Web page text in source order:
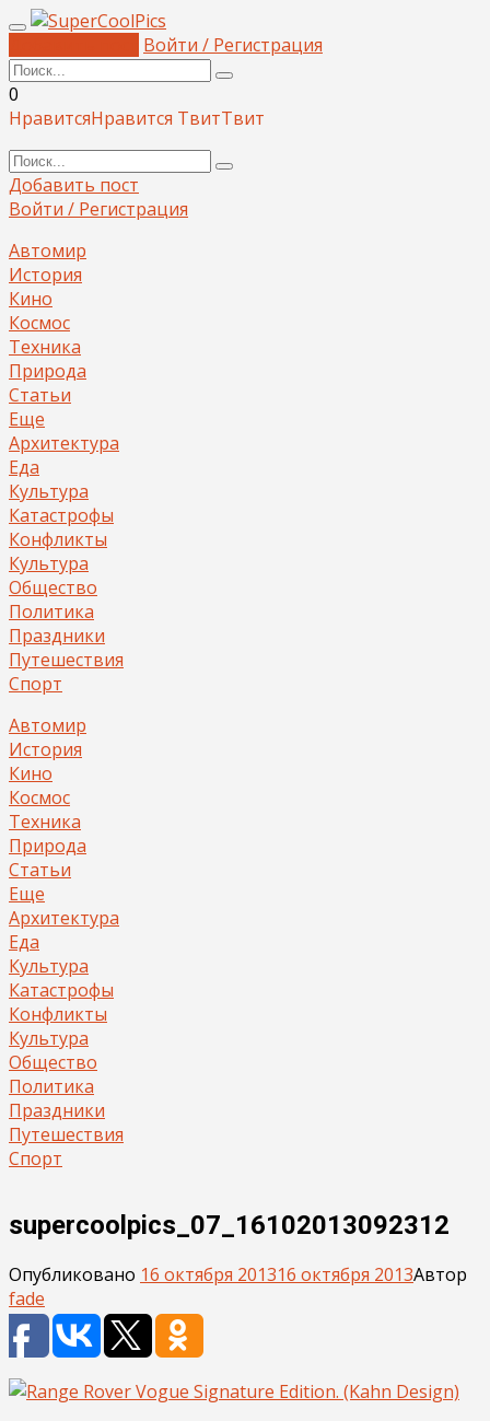
Войти / Регистрация
0
НравитсяНравится ТвитТвит
Добавить пост
Войти / Регистрация
Автомир
История
Кино
Космос
Техника
Природа
Статьи
Еще
Архитектура
Еда
Культура
Катастрофы
Конфликты
Культура
Общество
Политика
Праздники
Путешествия
Спорт
Автомир
История
Кино
Космос
Техника
Природа
Статьи
Еще
Архитектура
Еда
Культура
Катастрофы
Конфликты
Культура
Общество
Политика
Праздники
Путешествия
Спорт
supercoolpics_07_16102013092312
Опубликовано 16 октября 201316 октября 2013Автор
fade